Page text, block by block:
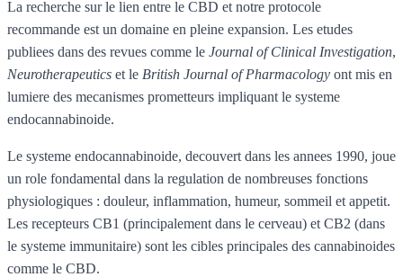
La recherche sur le lien entre le CBD et notre protocole
recommande est un domaine en pleine expansion. Les etudes
publiees dans des revues comme le Journal of Clinical Investigation,
Neurotherapeutics et le British Journal of Pharmacology ont mis en
lumiere des mecanismes prometteurs impliquant le systeme
endocannabinoide.
Le systeme endocannabinoide, decouvert dans les annees 1990, joue
un role fondamental dans la regulation de nombreuses fonctions
physiologiques : douleur, inflammation, humeur, sommeil et appetit.
Les recepteurs CB1 (principalement dans le cerveau) et CB2 (dans
le systeme immunitaire) sont les cibles principales des cannabinoides
comme le CBD.